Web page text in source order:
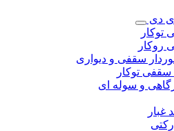
دی
توکار
روکار
سقفی و دیواری
توکار
و سوله ای